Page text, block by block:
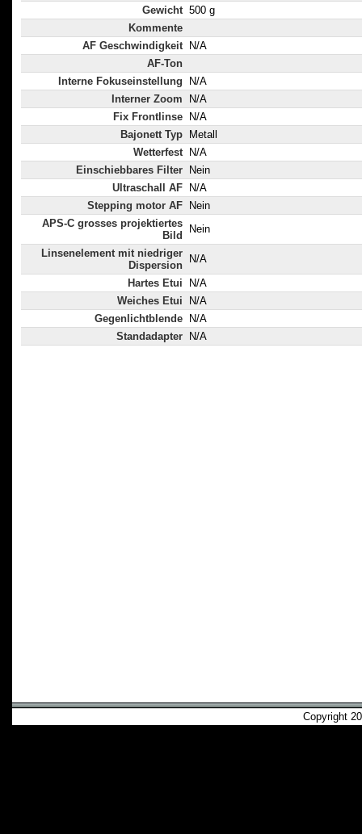
Gewicht 500 g
Kommente
AF Geschwindigkeit
N/A
AF-Ton
Interne Fokuseinstellung
N/A
Interner Zoom
N/A
Fix Frontlinse
N/A
Bajonett Typ
Metall
Wetterfest
N/A
Einschiebbares Filter
Nein
Ultraschall AF
N/A
Stepping motor AF
Nein
APS-C grosses projektiertes
Bild
Nein
Linsenelement mit niedriger
Dispersion
N/A
Hartes Etui
N/A
Weiches Etui
N/A
Gegenlichtblende
N/A
Standadapter
N/A
Copyright